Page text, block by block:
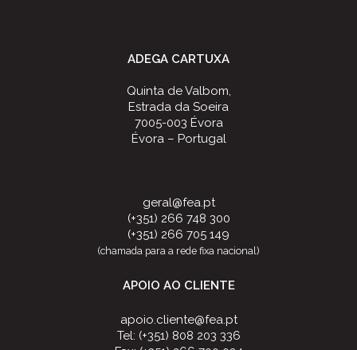
ADEGA CARTUXA
Quinta de Valbom,
Estrada da Soeira
7005-003 Évora
Évora – Portugal
geral@fea.pt
(+351) 266 748 300
(+351) 266 705 149
(chamada para a rede fixa nacional)
APOIO AO CLIENTE
apoio.cliente@fea.pt
Tel: (+351) 808 203 336